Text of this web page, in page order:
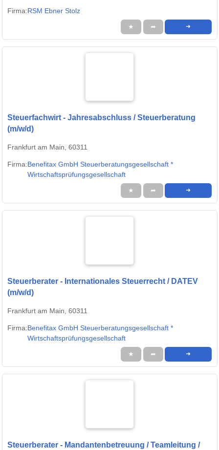
Firma:RSM Ebner Stolz
★ ➦ ➜
Steuerfachwirt - Jahresabschluss / Steuerberatung
(m/w/d)
Frankfurt am Main, 60311
Firma:Benefitax GmbH Steuerberatungsgesellschaft *
Wirtschaftsprüfungsgesellschaft
★ ➦ ➜
Steuerberater - Internationales Steuerrecht / DATEV
(m/w/d)
Frankfurt am Main, 60311
Firma:Benefitax GmbH Steuerberatungsgesellschaft *
Wirtschaftsprüfungsgesellschaft
★ ➦ ➜
Steuerberater - Mandantenbetreuung / Teamleitung /